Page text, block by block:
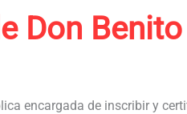
Don Benito
encargada de inscribir y